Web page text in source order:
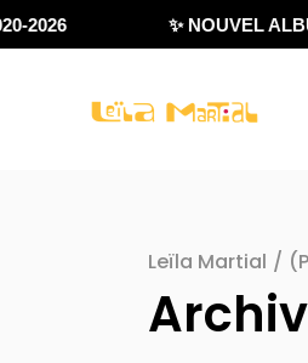
2026 ✨ NOUVEL
Leïla Martial /